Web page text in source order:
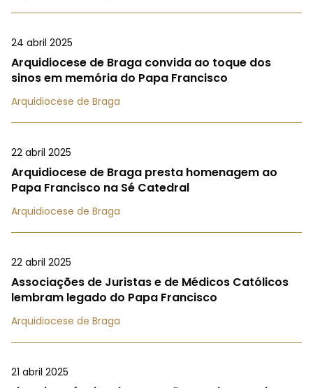
24 abril 2025
Arquidiocese de Braga convida ao toque dos
sinos em memória do Papa Francisco
Arquidiocese de Braga
22 abril 2025
Arquidiocese de Braga presta homenagem ao
Papa Francisco na Sé Catedral
Arquidiocese de Braga
22 abril 2025
Associações de Juristas e de Médicos Católicos
lembram legado do Papa Francisco
Arquidiocese de Braga
21 abril 2025